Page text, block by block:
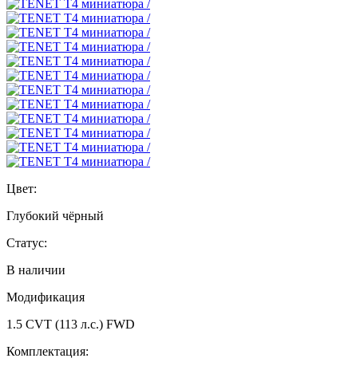
Цвет:
Глубокий чёрный
Статус:
В наличии
Модификация
1.5 CVT (113 л.с.) FWD
Комплектация: